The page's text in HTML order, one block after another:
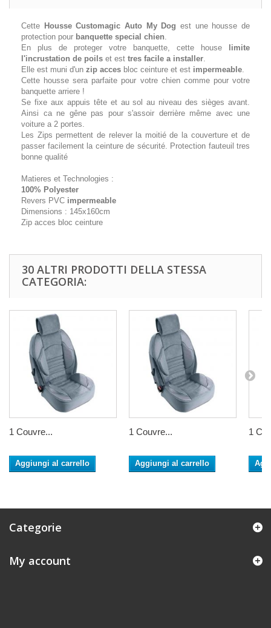
Cette Housse Customagic Auto My Dog est une housse de
protection pour banquette special chien.
En plus de proteger votre banquette, cette house
limite
l'incrustation de poils et est tres facile a installer.
Elle est muni d'un zip acces bloc ceinture et est impermeable.
Cette housse sera parfaite pour votre chien comme pour votre
banquette arriere !
Se fixe aux appuis tête et au sol au niveau des sièges avant.
Ainsi ca ne gêne pas pour s'assoir derrière même avec une
voiture a 2 portes.
Les Zips permettent de relever la moitié de la couverture et de
passer facilement la ceinture de sécurité. Protection fauteuil tres
bonne qualité
Matieres et Technologies :
100% Polyester
Revers PVC impermeable
Dimensions : 145x160cm
Zip acces bloc ceinture
30 ALTRI PRODOTTI DELLA STESSA
CATEGORIA:
1 Couvre...
Aggiungi al carrello
1 Couvre...
Aggiungi al carrello
1
Categorie
My account